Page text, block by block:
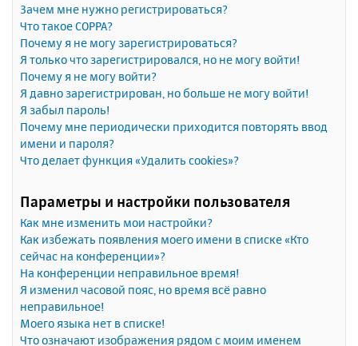
Зачем мне нужно регистрироваться?
Что такое COPPA?
Почему я не могу зарегистрироваться?
Я только что зарегистрировался, но не могу войти!
Почему я не могу войти?
Я давно зарегистрирован, но больше не могу войти!
Я забыл пароль!
Почему мне периодически приходится повторять ввод
имени и пароля?
Что делает функция «Удалить cookies»?
Параметры и настройки пользователя
Как мне изменить мои настройки?
Как избежать появления моего имени в списке «Кто
сейчас на конференции»?
На конференции неправильное время!
Я изменил часовой пояс, но время всё равно
неправильное!
Моего языка нет в списке!
Что означают изображения рядом с моим именем